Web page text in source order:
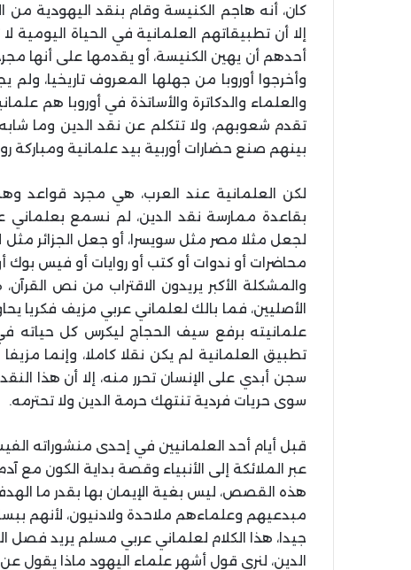
كان، أنه هاجم الكنيسة وقام بنقد اليهودية
إلا أن تطبيقاتهم العلمانية في الحياة
أحدهم أن يهين الكنيسة، أو يقدمها على أنها
وأخرجوا أوروبا من جهلها المعروف تاريخيا، ولم
والعلماء والدكاترة والأساتذة في أوروبا هم
تقدم شعوبهم، ولا تتكلم عن نقد الدين وما
بينهم صنع حضارات أوربية بيد علمانية ومباركة
لكن العلمانية عند العرب، هي مجرد قواعد
بقاعدة ممارسة نقد الدين، لم نسمع بعلماني
لجعل مثلا مصر مثل سويسرا، أو جعل الجزائر
محاضرات أو ندوات أو كتب أو روايات أو فيس بوك
والمشكلة الأكبر يريدون الاقتراب من نص
الأصليين، فما بالك لعلماني عربي مزيف فكريا
علمانيته برفع سيف الحجاج ليكرس كل حياته في
تطبيق العلمانية لم يكن نقلا كاملا، وإنما
سجن أبدي على الإنسان تحرر منه، إلا أن هذا
سوى حريات فردية تنتهك حرمة الدين ولا تحترمه.
قبل أيام أحد العلمانيين في إحدى منشوراته
عبر الملائكة إلى الأنبياء وقصة بداية الكون
هذه القصص، ليس بغية الإيمان بها بقدر ما
مبدعيهم وعلماءهم ملاحدة ولادنيون، لأنهم
جيدا، هذا الكلام لعلماني عربي مسلم يريد فصل
الدين، لنرى قول أشهر علماء اليهود ماذا يقول